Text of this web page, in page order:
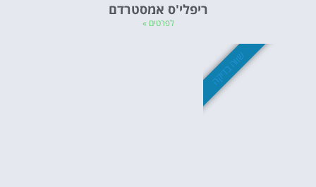
ריפלי'ס אמסטרדם
לפרטים »
שווה בדיקה